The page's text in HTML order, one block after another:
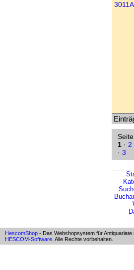
1 · 2
· 3
HescomShop - Das Webshopsystem für
HESCOM-Software . Alle Rechte vorbehalten.